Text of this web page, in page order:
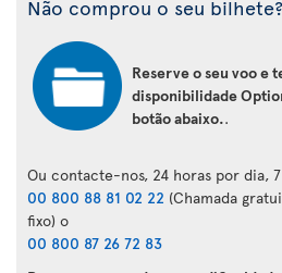
Não comprou o seu bilhete?
Reserve o seu voo e
disponibilidade
botão abaixo..
Ou contacte-nos, 24 horas por dia,
00 800 88 81 02 22 (Chamada
fixo) o
00 800 87 26 72 83